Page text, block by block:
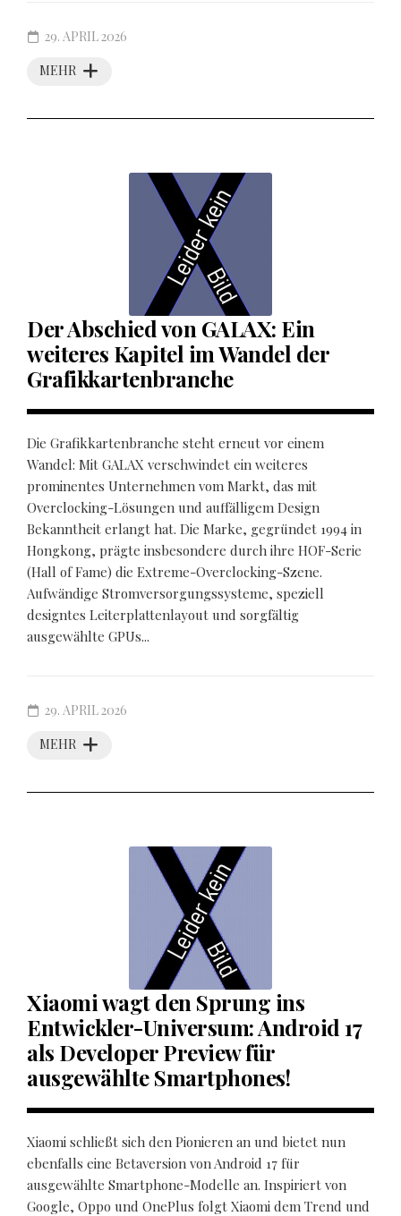
MEHR
29. APRIL 2026
Der Abschied von GALAX: Ein
weiteres Kapitel im Wandel der
Grafikkartenbranche
Die Grafikkartenbranche steht erneut vor einem
Wandel: Mit GALAX verschwindet ein weiteres
prominentes Unternehmen vom Markt, das mit
Overclocking-Lösungen und auffälligem Design
Bekanntheit erlangt hat. Die Marke, gegründet 1994 in
Hongkong, prägte insbesondere durch ihre HOF-Serie
(Hall of Fame) die Extreme-Overclocking-Szene.
Aufwändige Stromversorgungssysteme, speziell
designtes Leiterplattenlayout und sorgfältig
ausgewählte GPUs...
MEHR
29. APRIL 2026
Xiaomi wagt den Sprung ins
Entwickler-Universum: Android 17
als Developer Preview für
ausgewählte Smartphones!
Xiaomi schließt sich den Pionieren an und bietet nun
ebenfalls eine Betaversion von Android 17 für
ausgewählte Smartphone-Modelle an. Inspiriert von
Google, Oppo und OnePlus folgt Xiaomi dem Trend und